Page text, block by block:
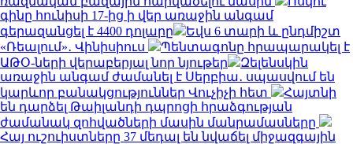
գինը հունիսի 17-ից ի վեր առաջին անգամ
գերազանցել է 4400 դոլարը
Եվս 6 տարի և ընդմիշտ
«Ռեալում»․ Վինիսիուս
Պենտագոնը հրապարակել է
ԱԹՕ-ների վերաբերյալ նոր նյութեր
Զելենսկին
առաջին անգամ ժամանել է Սերբիա․ սպասվում են
կարևոր բանակցություններ Վուչիչի հետ
Հայտնի
են դարձել Թաիլանդի դպրոցի հրաձգության
ժամանակ զոհվածների մասին մանրամասները
Հայ ուշուիստները 37 մեդալ են նվաճել միջազգային